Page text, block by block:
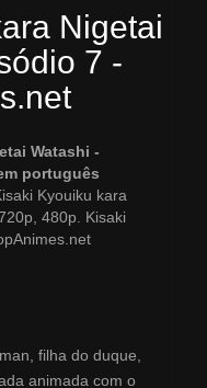
Nigetai
7 -
Watashi -
português
Kyouiku kara
480p. Kisaki
filha do duque,
animada com o